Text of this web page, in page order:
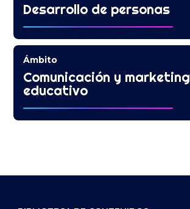
Desarrollo de personas
Ámbito
Comunicación y marketing
educativo